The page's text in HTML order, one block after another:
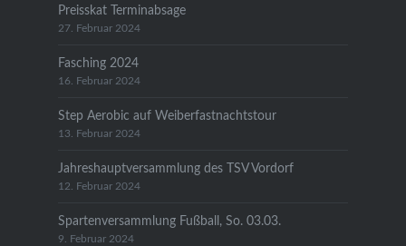
Preisskat Terminabsage
27. Februar 2024
Fasching 2024
16. Februar 2024
Step Aerobic auf Weiberfastnachtstour
13. Februar 2024
Jahreshauptversammlung des TSV Vordorf
12. Februar 2024
Spartenversammlung Fußball, So. 03.03.
9. Februar 2024